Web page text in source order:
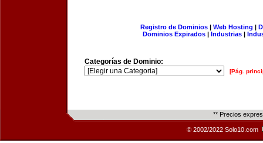
Registro de Dominios| Web Hosting |
Dominios Expirados | Industrias |
Categorías de Dominio:
[Pág.
** Precios
© 2002/2022 Solo10.com